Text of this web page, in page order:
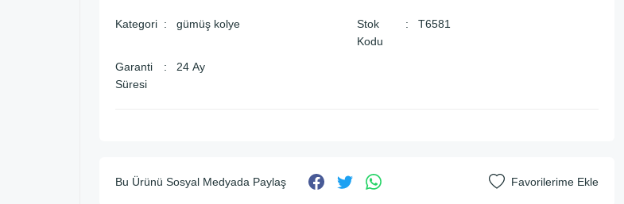
Kategori gümüş kolye
Stok
Kodu
T6581
Garanti
Süresi
24 Ay
Bu Ürünü Sosyal Medyada Paylaş